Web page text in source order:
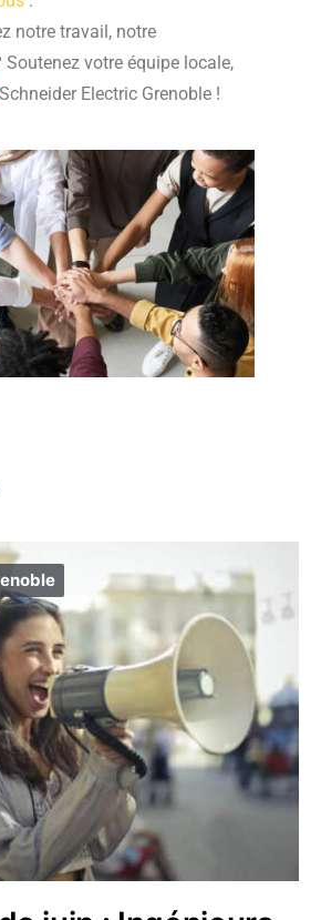
notre travail, notre
Soutenez votre équipe locale,
Schneider Electric Grenoble !